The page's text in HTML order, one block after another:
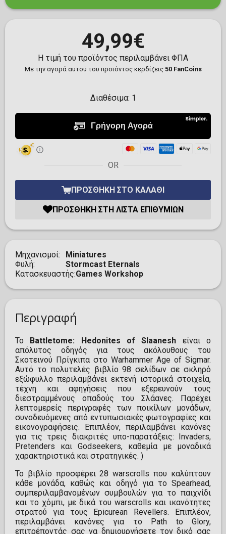
49,99€
Η τιμή του προϊόντος περιλαμβάνει ΦΠΑ
Με την αγορά αυτού του προϊόντος κερδίζεις 50 FanCoins
Διαθέσιμα: 1
OR
ΠΡΟΣΘΉΚΗ ΣΤΟ ΚΑΛΆΘΙ
ΠΡΟΣΘΉΚΗ ΣΤΗ ΛΊΣΤΑ ΕΠΙΘΥΜΙΏΝ
Μηχανισμοί
Miniatures
Φυλή
Stormcast Eternals
Κατασκευαστής Games Workshop
Περιγραφή
Το Battletome: Hedonites of Slaanesh είναι ο
απόλυτος οδηγός για τους ακόλουθους του
Σκοτεινού Πρίγκιπα στο Warhammer Age of Sigmar.
Αυτό το πολυτελές βιβλίο 98 σελίδων σε σκληρό
εξώφυλλο περιλαμβάνει εκτενή ιστορικά στοιχεία,
τέχνη και αφηγήσεις που εξερευνούν τους
διεστραμμένους οπαδούς του Σλάανες. Παρέχει
λεπτομερείς περιγραφές των ποικίλων μονάδων,
συνοδευόμενες από εντυπωσιακές φωτογραφίες και
εικονογραφήσεις. Επιπλέον, περιλαμβάνει κανόνες
για τις τρεις διακριτές υπο-παρατάξεις: Invaders,
Pretenders και Godseekers, καθεμία με μοναδικά
χαρακτηριστικά και στρατηγικές. )
Το βιβλίο προσφέρει 28 warscrolls που καλύπτουν
κάθε μονάδα, καθώς και οδηγό για το Spearhead,
συμπεριλαμβανομένων συμβουλών για το παιχνίδι
και το χόμπι, με δικά του warscrolls και ικανότητες
στρατού για τους Epicurean Revellers. Επιπλέον,
περιλαμβάνει κανόνες για το Path to Glory,
επιτρέποντάς σας να δημιουργήσετε τον δικό σας